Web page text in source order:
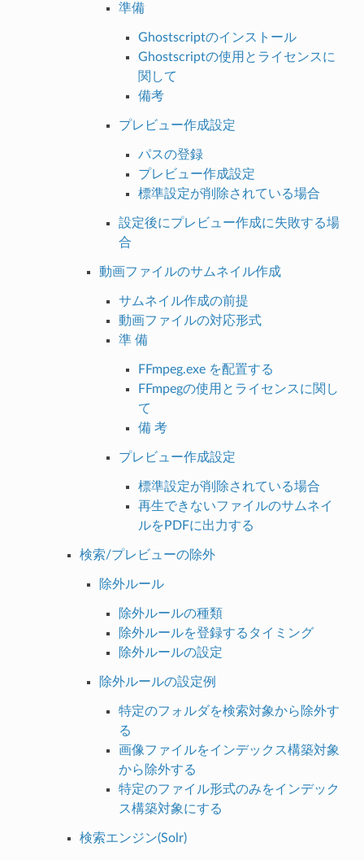
準備
Ghostscriptのインストール
Ghostscriptの使用とライセンスに
関して
備考
プレビュー作成設定
パスの登録
プレビュー作成設定
標準設定が削除されている場合
設定後にプレビュー作成に失敗する場
合
動画ファイルのサムネイル作成
サムネイル作成の前提
動画ファイルの対応形式
準 備
FFmpeg.exe を配置する
FFmpegの使用とライセンスに関し
て
備 考
プレビュー作成設定
標準設定が削除されている場合
再生できないファイルのサムネイ
ルをPDFに出力する
検索/プレビューの除外
除外ルール
除外ルールの種類
除外ルールを登録するタイミング
除外ルールの設定
除外ルールの設定例
特定のフォルダを検索対象から除外す
る
画像ファイルをインデックス構築対象
から除外する
特定のファイル形式のみをインデック
ス構築対象にする
検索エンジン(Solr)